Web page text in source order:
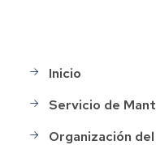
Main
Inicio
Servicio de
Organización